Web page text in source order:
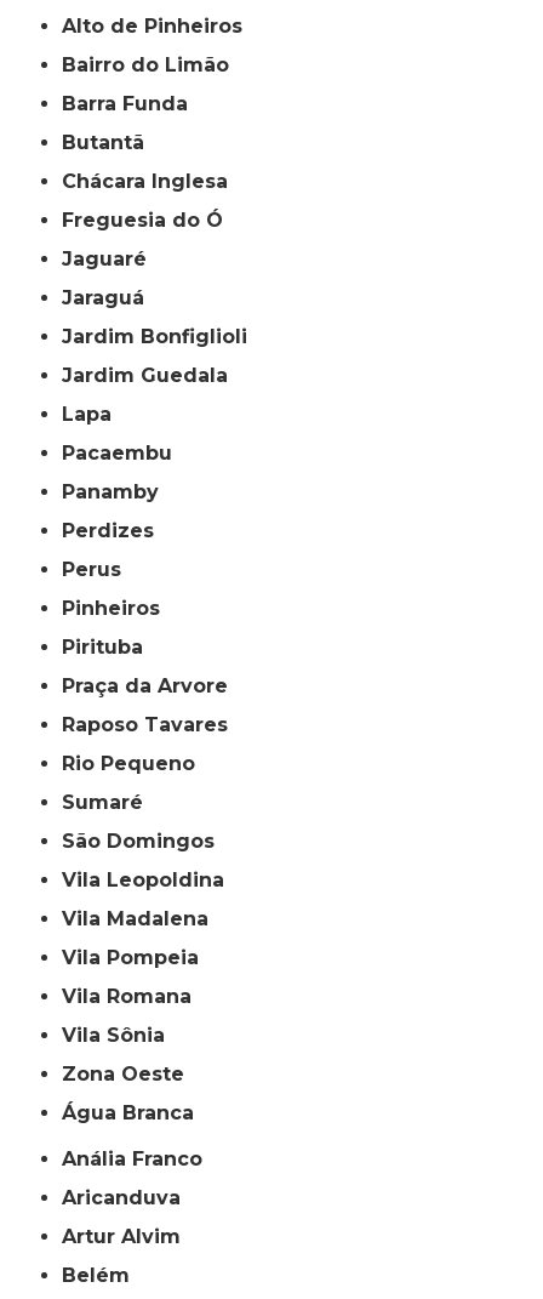
Alto de Pinheiros
Bairro do Limão
Barra Funda
Butantã
Chácara Inglesa
Freguesia do Ó
Jaguaré
Jaraguá
Jardim Bonfiglioli
Jardim Guedala
Lapa
Pacaembu
Panamby
Perdizes
Perus
Pinheiros
Pirituba
Praça da Arvore
Raposo Tavares
Rio Pequeno
Sumaré
São Domingos
Vila Leopoldina
Vila Madalena
Vila Pompeia
Vila Romana
Vila Sônia
Zona Oeste
Água Branca
Anália Franco
Aricanduva
Artur Alvim
Belém